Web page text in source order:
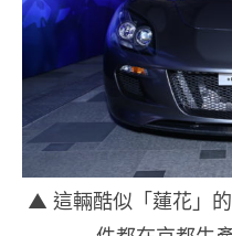
▲ 這輛酷似「蓮花」